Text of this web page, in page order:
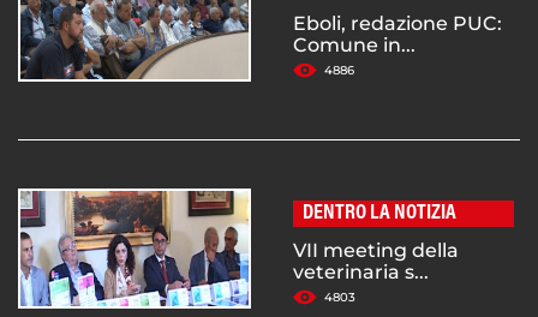
Eboli, redazione PUC:
Comune in...
4886
DENTRO LA NOTIZIA
VII meeting della
veterinaria s...
4803